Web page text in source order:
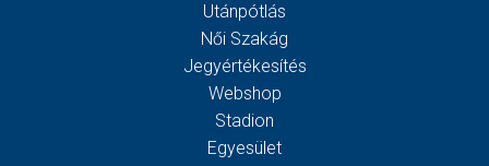
Utánpótlás
Női Szakág
Jegyértékesítés
Webshop
Stadion
Egyesület